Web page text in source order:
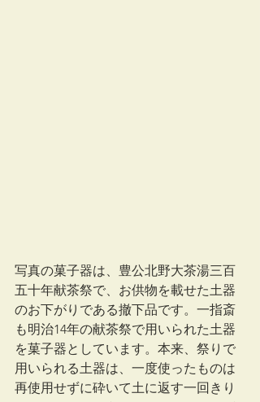
写真の菓子器は、豊公北野大茶湯三百
五十年献茶祭で、お供物を載せた土器
のお下がりである撤下品です。一指斎
も明治14年の献茶祭で用いられた土器
を菓子器としています。本来、祭りで
用いられる土器は、一度使ったものは
再使用せずに砕いて土に返す一回きり